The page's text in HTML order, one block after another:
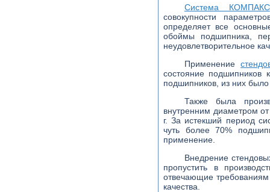
Система КОМПАКС
совокупности
определяет все
обоймы подшипника,
неудовлетворительное
Применение
состояние подшипников
подшипников, из них
Также была
внутренним диаметром
г. За истекший период
чуть более 70%
применение.
Внедрение
пропустить в
отвечающие
качества.